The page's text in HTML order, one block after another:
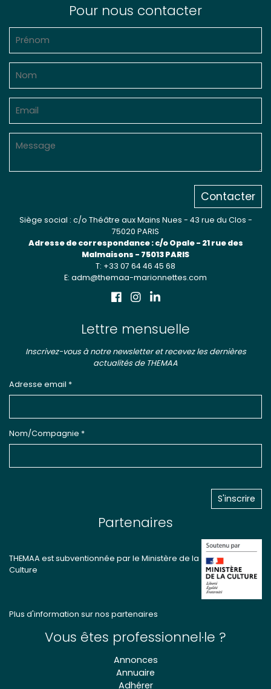
Pour nous contacter
Contacter
Siège social : c/o Théâtre aux Mains Nues - 43 rue du Clos -
75020 PARIS
Adresse de correspondance : c/o Opale - 21 rue des
Malmaisons - 75013 PARIS
T: +33 07 64 46 45 68
E: adm@themaa-marionnettes.com
Lettre mensuelle
Inscrivez-vous à notre newsletter et recevez les dernières
actualités de THEMAA
Adresse email *
Nom/Compagnie *
Partenaires
THEMAA est subventionnée par le Ministère de la
Culture
Plus d'information sur nos partenaires
Vous êtes professionnel·le ?
Annonces
Annuaire
Adhérer